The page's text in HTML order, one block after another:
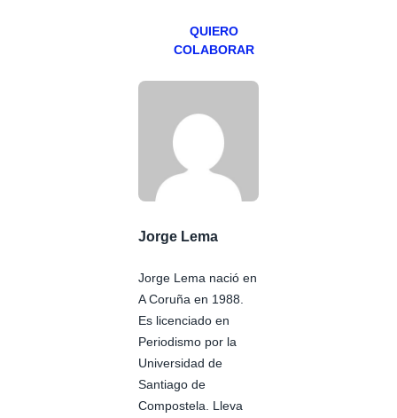
QUIERO
COLABORAR
Jorge Lema
Jorge Lema nació en
A Coruña en 1988.
Es licenciado en
Periodismo por la
Universidad de
Santiago de
Compostela. Lleva